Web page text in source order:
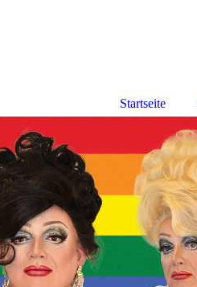
Startseite